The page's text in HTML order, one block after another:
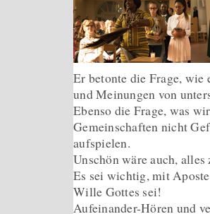
Er betonte die Frage, wie
und Meinungen von
Ebenso die Frage, was
Gemeinschaften nicht
aufspielen.
Unschön wäre auch,
Es sei wichtig, mit
Wille Gottes sei!
Aufeinander-Hören und